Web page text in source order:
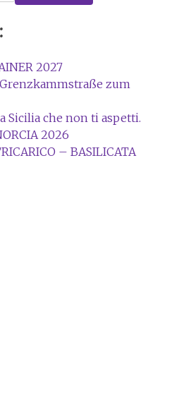
2027
zum
Sicilia che non ti aspetti.
2026
– BASILICATA